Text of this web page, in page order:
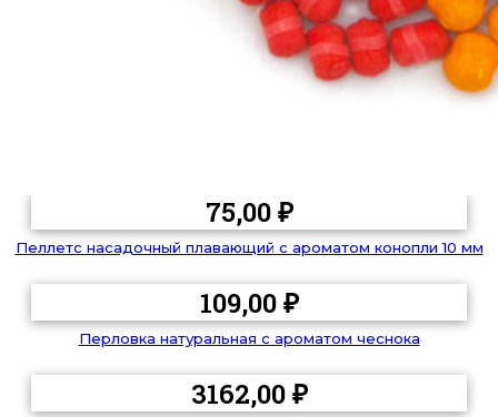
75,00₽
Пеллетс насадочный плавающий с ароматом конопли 10 мм
109,00₽
Перловка натуральная с ароматом чеснока
3162,00₽